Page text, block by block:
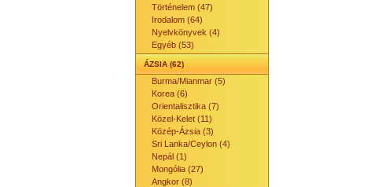
Történelem (47)
Irodalom (64)
Nyelvkönyvek (4)
Egyéb (53)
ÁZSIA (62)
Burma/Mianmar (5)
Korea (6)
Orientalisztika (7)
Közel-Kelet (11)
Közép-Ázsia (3)
Sri Lanka/Ceylon (4)
Nepál (1)
Mongólia (27)
Angkor (8)